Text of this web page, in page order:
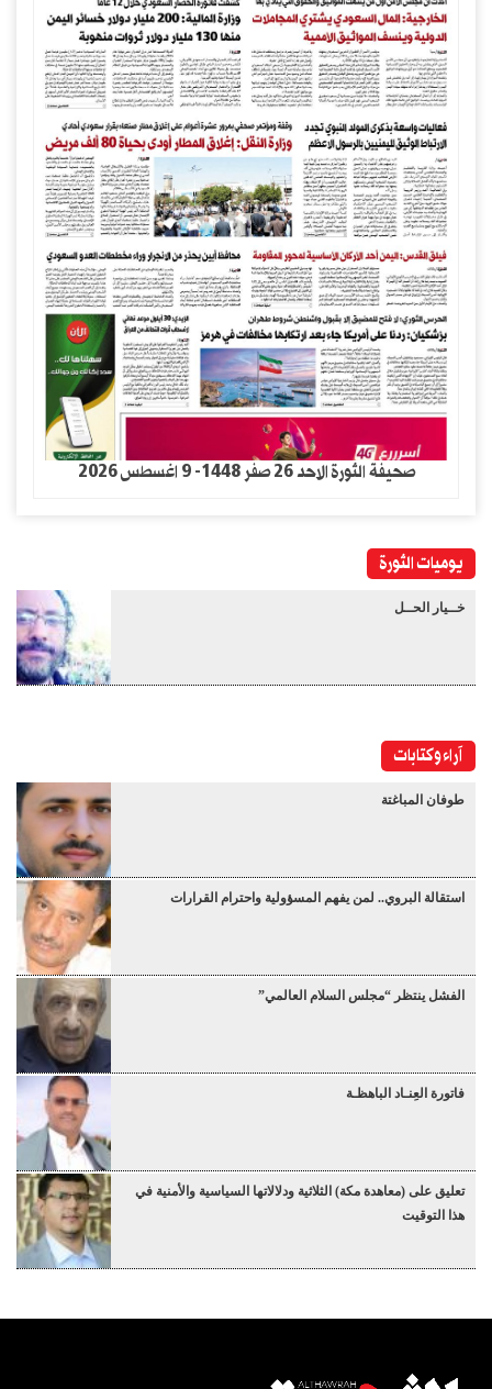
صحيفة الثورة الاحد 26 صفر 1448- 9 اغسطس 2026
يوميات الثورة
خــيار الحــل
آراء وكتابات
طوفان المباغتة
استقالة البروي.. لمن يفهم المسؤولية واحترام القرارات
الفشل ينتظر “مجلس السلام العالمي”
فاتورة العِنـاد الباهظـة
تعليق على (معاهدة مكة) الثلاثية ودلالاتها السياسية والأمنية في
هذا التوقيت